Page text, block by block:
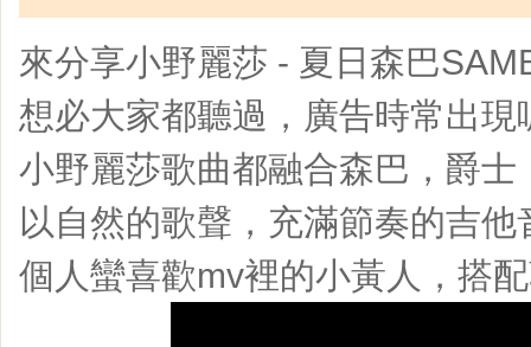
來分享小野麗莎 - 夏日森巴
想必大家都聽過，廣告時常出現
小野麗莎歌曲都融合森巴，爵士
以自然的歌聲，充滿節奏的吉他
個人蠻喜歡mv裡的小黃人，搭